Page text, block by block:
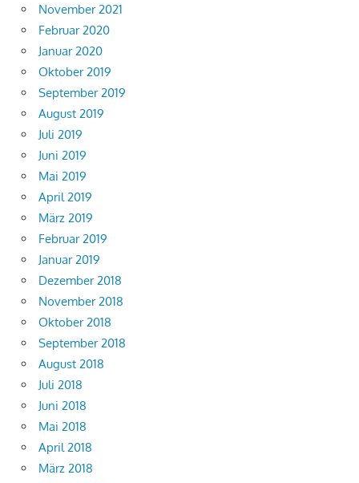
November 2021
Februar 2020
Januar 2020
Oktober 2019
September 2019
August 2019
Juli 2019
Juni 2019
Mai 2019
April 2019
März 2019
Februar 2019
Januar 2019
Dezember 2018
November 2018
Oktober 2018
September 2018
August 2018
Juli 2018
Juni 2018
Mai 2018
April 2018
März 2018